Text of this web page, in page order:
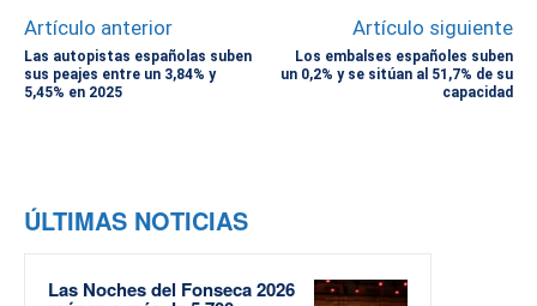
Artículo anterior
Las autopistas españolas suben
sus peajes entre un 3,84% y
5,45% en 2025
Artículo siguiente
Los embalses españoles suben
un 0,2% y se sitúan al 51,7% de su
capacidad
ÚLTIMAS NOTICIAS
Las Noches del Fonseca 2026